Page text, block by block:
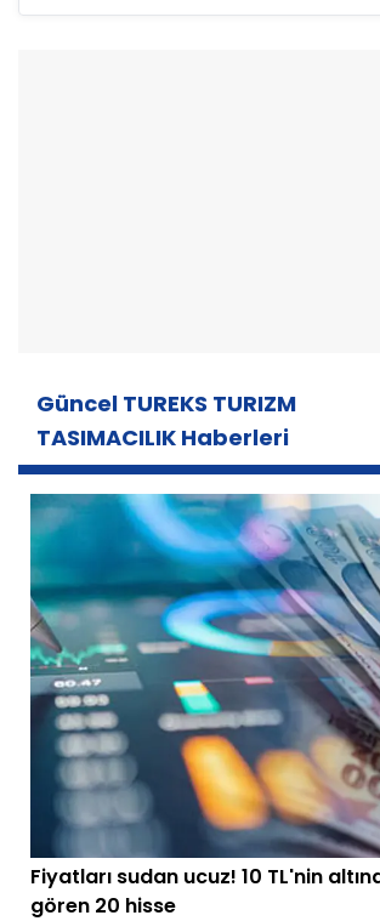
Güncel TUREKS TURIZM
TASIMACILIK Haberleri
Fiyatları sudan ucuz! 10 TL'nin
gören 20 hisse